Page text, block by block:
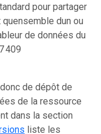
pour partager
dun ou
de données du
409
de dépôt de
de la ressource
dans la section
liste les